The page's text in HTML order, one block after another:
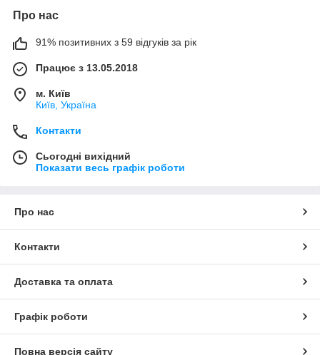
Про нас
91% позитивних з 59 відгуків за рік
Працює з 13.05.2018
м. Київ
Київ, Україна
Контакти
Сьогодні вихідний
Показати весь графік роботи
Про нас
Контакти
Доставка та оплата
Графік роботи
Повна версія сайту